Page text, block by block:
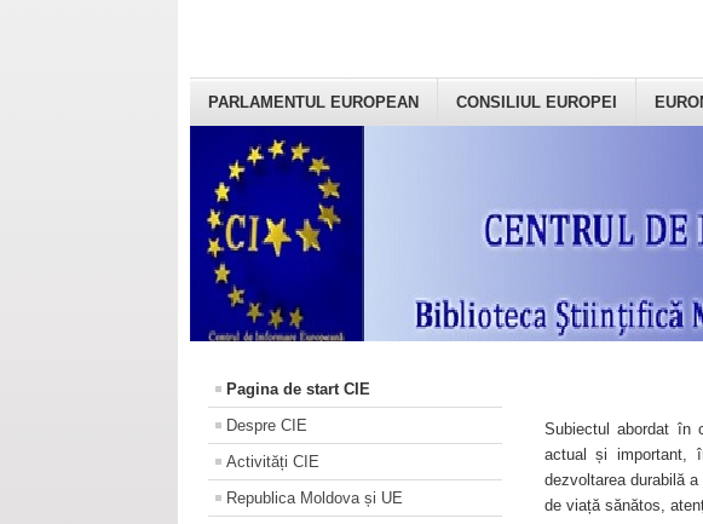
PARLAMENTUL EUROPEAN CONSILIUL EUROPEI
Pagina de start CIE
Despre CIE
Activități CIE
Republica Moldova și UE
Subiectul abordat în
actual și important,
dezvoltarea durabilă
de viață sănătos,